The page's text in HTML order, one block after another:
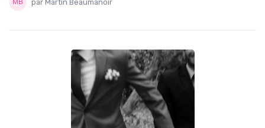
par Martin Beaumanoir